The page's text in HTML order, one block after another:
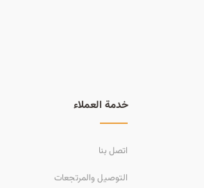
خدمة العملاء
اتصل بنا
التوصيل والمرتجعات